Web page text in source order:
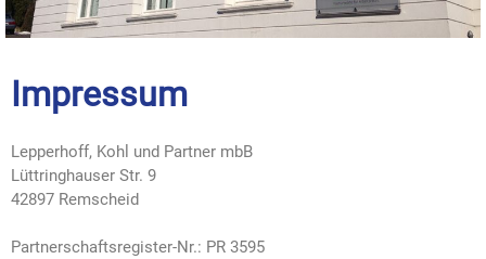
Impressum
Lepperhoff, Kohl und Partner mbB
Lüttringhauser Str. 9
42897 Remscheid
Partnerschaftsregister-Nr.: PR 3595